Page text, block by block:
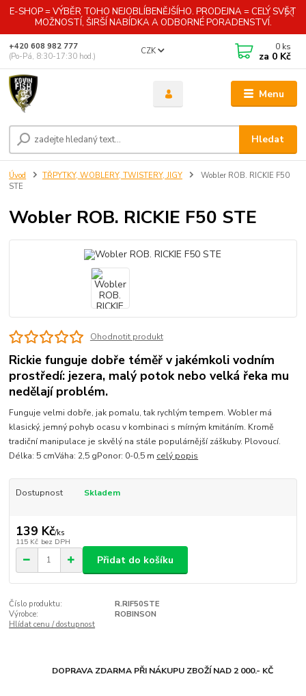
E-SHOP = VÝBĚR TOHO NEJOBLÍBENĚJŠÍHO. PRODEJNA = CELÝ SVĚT
MOŽNOSTÍ, ŠIRŠÍ NABÍDKA A ODBORNÉ PORADENSTVÍ.
Menu
CZK
Hledat
+420 608 982 777
(Po-Pá, 8:30-17:30 hod.)
0 ks
za 0 Kč
Úvod TŘPYTKY, WOBLERY, TWISTERY, JIGY
Wobler ROB. RICKIE F50
STE
Wobler ROB. RICKIE F50 STE
Ohodnotit produkt
Rickie funguje dobře téměř v jakémkoli vodním
prostředí: jezera, malý potok nebo velká řeka mu
nedělají problém.
Funguje velmi dobře, jak pomalu, tak rychlým tempem. Wobler má
klasický, jemný pohyb ocasu v kombinaci s mírným kmitáním. Kromě
tradiční manipulace je skvělý na stále populárnější záškuby. Plovoucí.
Délka: 5 cmVáha: 2,5 gPonor: 0-0,5 m celý popis
Dostupnost Skladem
139 Kč/ks
115 Kč bez DPH
Přidat do košíku
Číslo produktu:
R.RIF50STE
Výrobce:
ROBINSON
Hlídat cenu / dostupnost
DOPRAVA ZDARMA PŘI NÁKUPU ZBOŽÍ NAD 2 000.- KČ